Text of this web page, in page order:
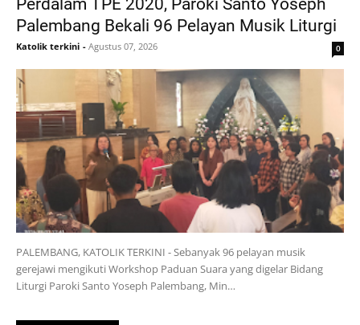
Perdalam TPE 2020, Paroki Santo Yoseph
Palembang Bekali 96 Pelayan Musik Liturgi
Katolik terkini - Agustus 07, 2026 0
PALEMBANG, KATOLIK TERKINI - Sebanyak 96 pelayan musik
gerejawi mengikuti Workshop Paduan Suara yang digelar Bidang
Liturgi Paroki Santo Yoseph Palembang, Min…